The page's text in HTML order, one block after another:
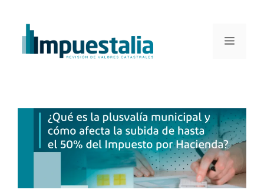
Saltar
contenido
Menú